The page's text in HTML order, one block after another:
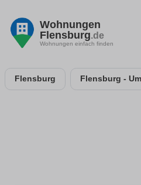
Wohnungen
Flensburg.de
Wohnungen einfach finden
Flensburg Flensburg -